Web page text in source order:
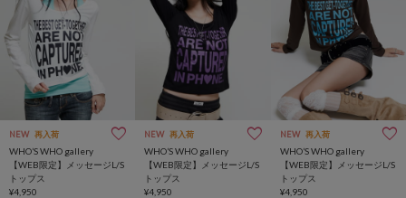
NEW 再入荷
WHO’S WHO gallery
【WEB限定】メッセージL/S
トップス
¥4,950
NEW 再入荷
WHO’S WHO gallery
【WEB限定】メッセージL/S
トップス
¥4,950
NEW 再入荷
WHO’S WHO gallery
【WEB限定】メッセージL/S
トップス
¥4,950